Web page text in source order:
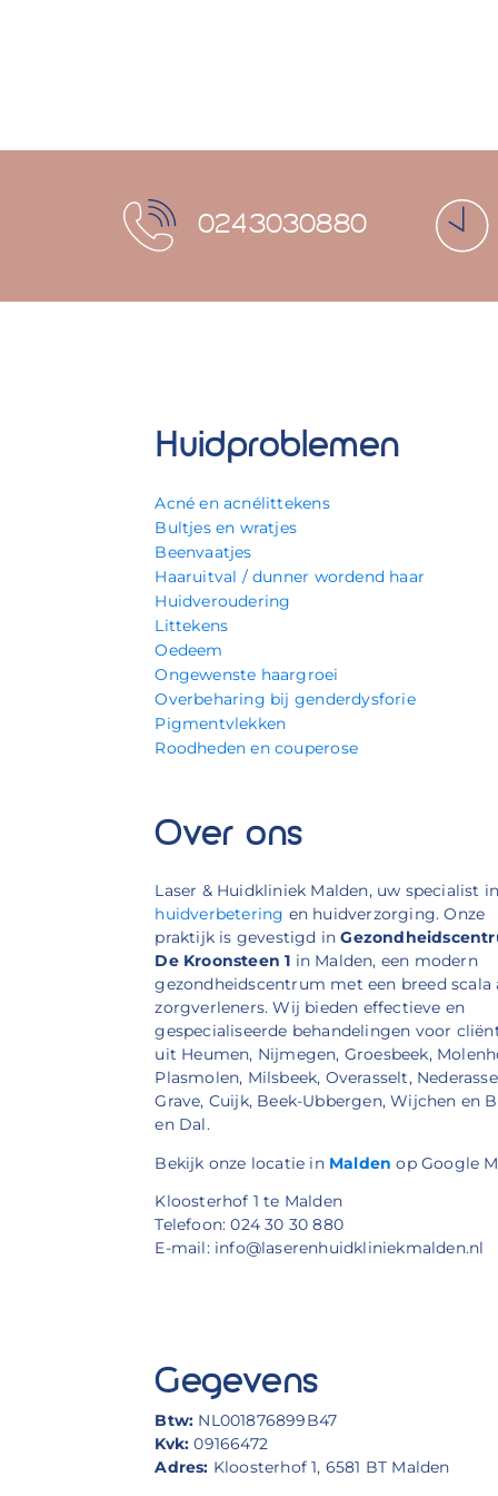
0243030880
Huidproblemen
Acné en acnélittekens
Bultjes en wratjes
Beenvaatjes
Haaruitval / dunner wordend haar
Huidveroudering
Littekens
Oedeem
Ongewenste haargroei
Overbeharing bij genderdysforie
Pigmentvlekken
Roodheden en couperose
Over ons
Laser & Huidkliniek Malden, uw specialist
huidverbetering en huidverzorging. Onze
praktijk is gevestigd in
De Kroonsteen 1 in Malden, een modern
gezondheidscentrum met een breed scala
zorgverleners. Wij bieden effectieve en
gespecialiseerde behandelingen voor
uit Heumen, Nijmegen, Groesbeek,
Plasmolen, Milsbeek, Overasselt,
Grave, Cuijk, Beek-Ubbergen, Wijchen en
en Dal.
Bekijk onze locatie in Malden op Google
Kloosterhof 1 te Malden
Telefoon: 024 30 30 880
E-mail: info@laserenhuidkliniekmalden.nl
Gegevens
Btw: NL001876899B47
Kvk: 09166472
Adres: Kloosterhof 1, 6581 BT Malden